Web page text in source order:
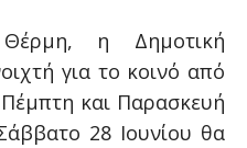
η Δημοτική
για το κοινό από
και Παρασκευή
28 Ιουνίου θα